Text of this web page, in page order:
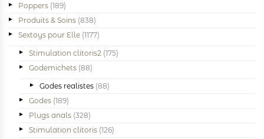
Poppers (189)
Produits & Soins (838)
Sextoys pour Elle (1177)
Stimulation clitoris2 (175)
Godemichets (88)
Godes realistes (88)
Godes (189)
Plugs anals (328)
Stimulation clitoris (126)